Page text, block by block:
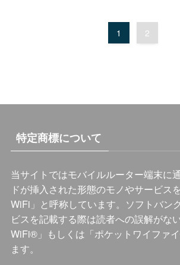
1 2
特定商標について
当サイトではモバイルルーター端末に
ドが挿入された形態のモノやサービス
WiFi」と呼称しています。ソフトバン
ビスを記載する際は読者への誤解がな
WiFi®️」もしくは「ポケットワイファ
ます。